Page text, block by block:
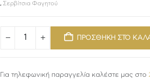
, Σερβίτσια Φαγητού
ΠΡΟΣΘΗΚΗ ΣΤΟ
Για τηλεφωνική παραγγελία καλέστε μας στο